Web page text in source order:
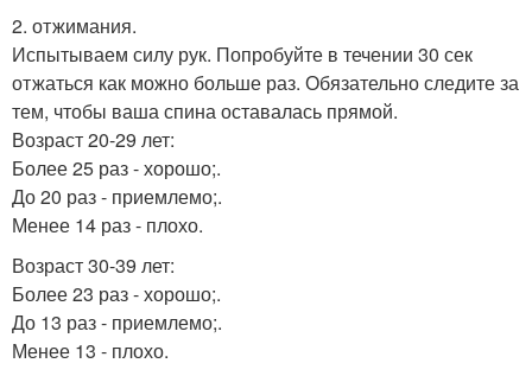
2. отжимания.
Испытываем силу рук. Попробуйте в течении 30 сек
отжаться как можно больше раз. Обязательно следите за
тем, чтобы ваша спина оставалась прямой.
Возраст 20-29 лет:
Более 25 раз - хорошо;.
До 20 раз - приемлемо;.
Менее 14 раз - плохо.
Возраст 30-39 лет:
Более 23 раз - хорошо;.
До 13 раз - приемлемо;.
Менее 13 - плохо.